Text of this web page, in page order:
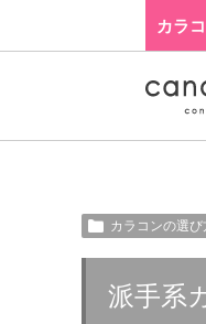
カラ
カラコンの選び
派手系